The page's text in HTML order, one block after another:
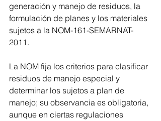
generación y manejo de residuos, la
formulación de planes y los materiales
sujetos a la NOM-161-SEMARNAT-
2011.
La NOM fija los criterios para clasificar
residuos de manejo especial y
determinar los sujetos a plan de
manejo; su observancia es obligatoria,
aunque en ciertas regulaciones